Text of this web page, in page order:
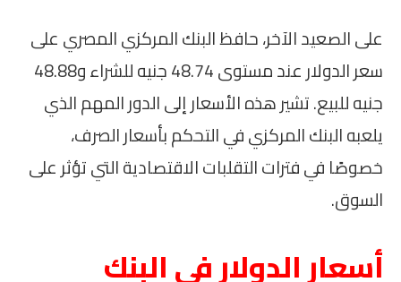
على الصعيد الآخر، حافظ البنك المركزي المصري على
سعر الدولار عند مستوى 48.74 جنيه للشراء و48.88
جنيه للبيع. تشير هذه الأسعار إلى الدور المهم الذي
يلعبه البنك المركزي في التحكم بأسعار الصرف،
خصوصًا في فترات التقلبات الاقتصادية التي تؤثر على
السوق.
أسعار الدولار في البنك